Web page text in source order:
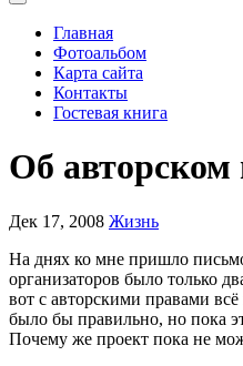
Главная
Фотоальбом
Карта сайта
Контакты
Гостевая книга
Об авторском
Дек 17, 2008 Жизнь
На днях ко мне пришло
организаторов было только
вот с авторскими правами
было бы правильно, но пока
Почему же проект пока не